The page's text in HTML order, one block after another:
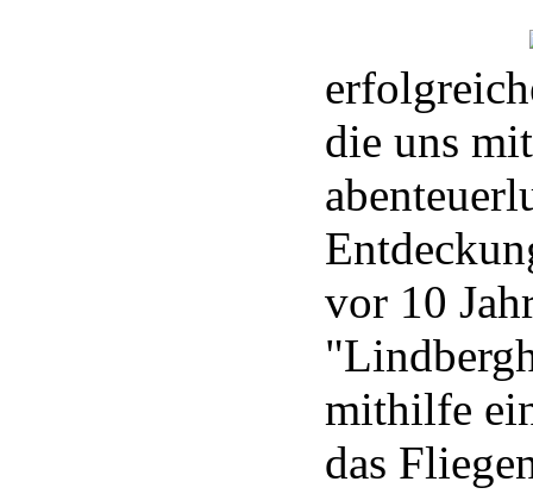
die uns
vor 10
mithilfe
das